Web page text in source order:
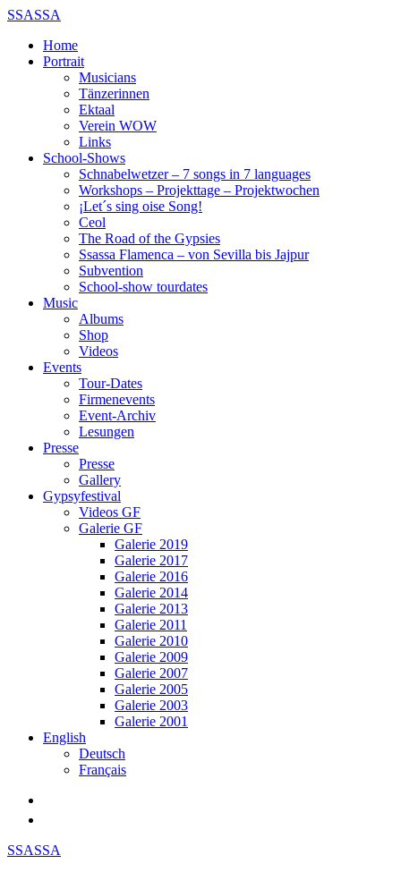
SSASSA
Home
Portrait
Musicians
Tänzerinnen
Ektaal
Verein WOW
Links
School-Shows
Schnabelwetzer – 7 songs in 7 languages
Workshops – Projekttage – Projektwochen
¡Let´s sing oise Song!
Ceol
The Road of the Gypsies
Ssassa Flamenca – von Sevilla bis Jajpur
Subvention
School-show tourdates
Music
Albums
Shop
Videos
Events
Tour-Dates
Firmenevents
Event-Archiv
Lesungen
Presse
Presse
Gallery
Gypsyfestival
Videos GF
Galerie GF
Galerie 2019
Galerie 2017
Galerie 2016
Galerie 2014
Galerie 2013
Galerie 2011
Galerie 2010
Galerie 2009
Galerie 2007
Galerie 2005
Galerie 2003
Galerie 2001
English
Deutsch
Français
SSASSA